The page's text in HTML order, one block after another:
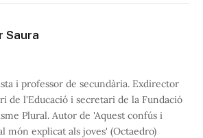
Saura
i professor de secundària. Exdirector
de l'Educació i secretari de la Fundació
Plural. Autor de 'Aquest confús i
món explicat als joves' (Octaedro)